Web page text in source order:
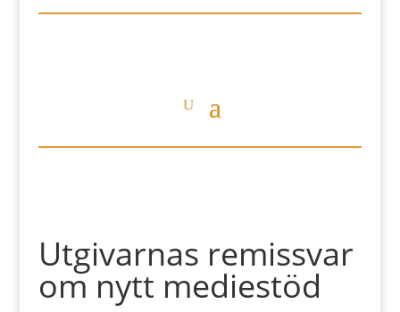
Utgivarnas remissvar
om nytt mediestöd